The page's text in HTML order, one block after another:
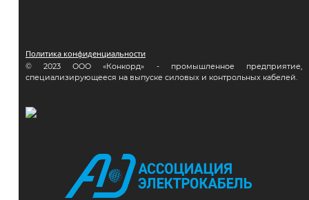
Политика конфиденциальности
© 2023 ООО «Конкорд» - промышленное предприятие,
специализирующееся на выпуске силовых и контрольных кабелей.